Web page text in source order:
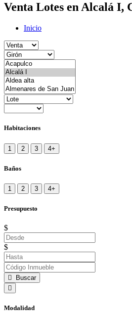
Venta Lotes en Alcalá I,
Inicio
Habitaciones
1 2 3 4+
Baños
1 2 3 4+
Presupuesto
$
$
Buscar
Modalidad